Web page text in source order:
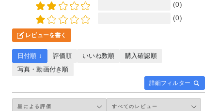
(0)
(0)
レビューを書く
詳細フィルター
日付順 ↓ 評価順 いいね数順
購入確認順
写真・動画付き順